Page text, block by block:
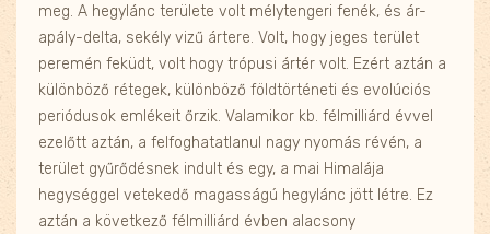
meg. A hegylánc területe volt mélytengeri fenék, és ár-
apály-delta, sekély vizű ártere. Volt, hogy jeges terület
peremén feküdt, volt hogy trópusi ártér volt. Ezért aztán a
különböző rétegek, különböző földtörténeti és evolúciós
periódusok emlékeit őrzik. Valamikor kb. félmilliárd évvel
ezelőtt aztán, a felfoghatatlanul nagy nyomás révén, a
terület gyűrődésnek indult és egy, a mai Himalája
hegységgel vetekedő magasságú hegylánc jött létre. Ez
aztán a következő félmilliárd évben alacsony